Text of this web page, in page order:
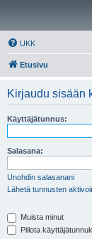
UKK
Etusivu
Kirjaudu sisään
Käyttäjätunnus:
Salasana:
Unohdin salasanani
Lähetä tunnusten
Muista minut
Piilota